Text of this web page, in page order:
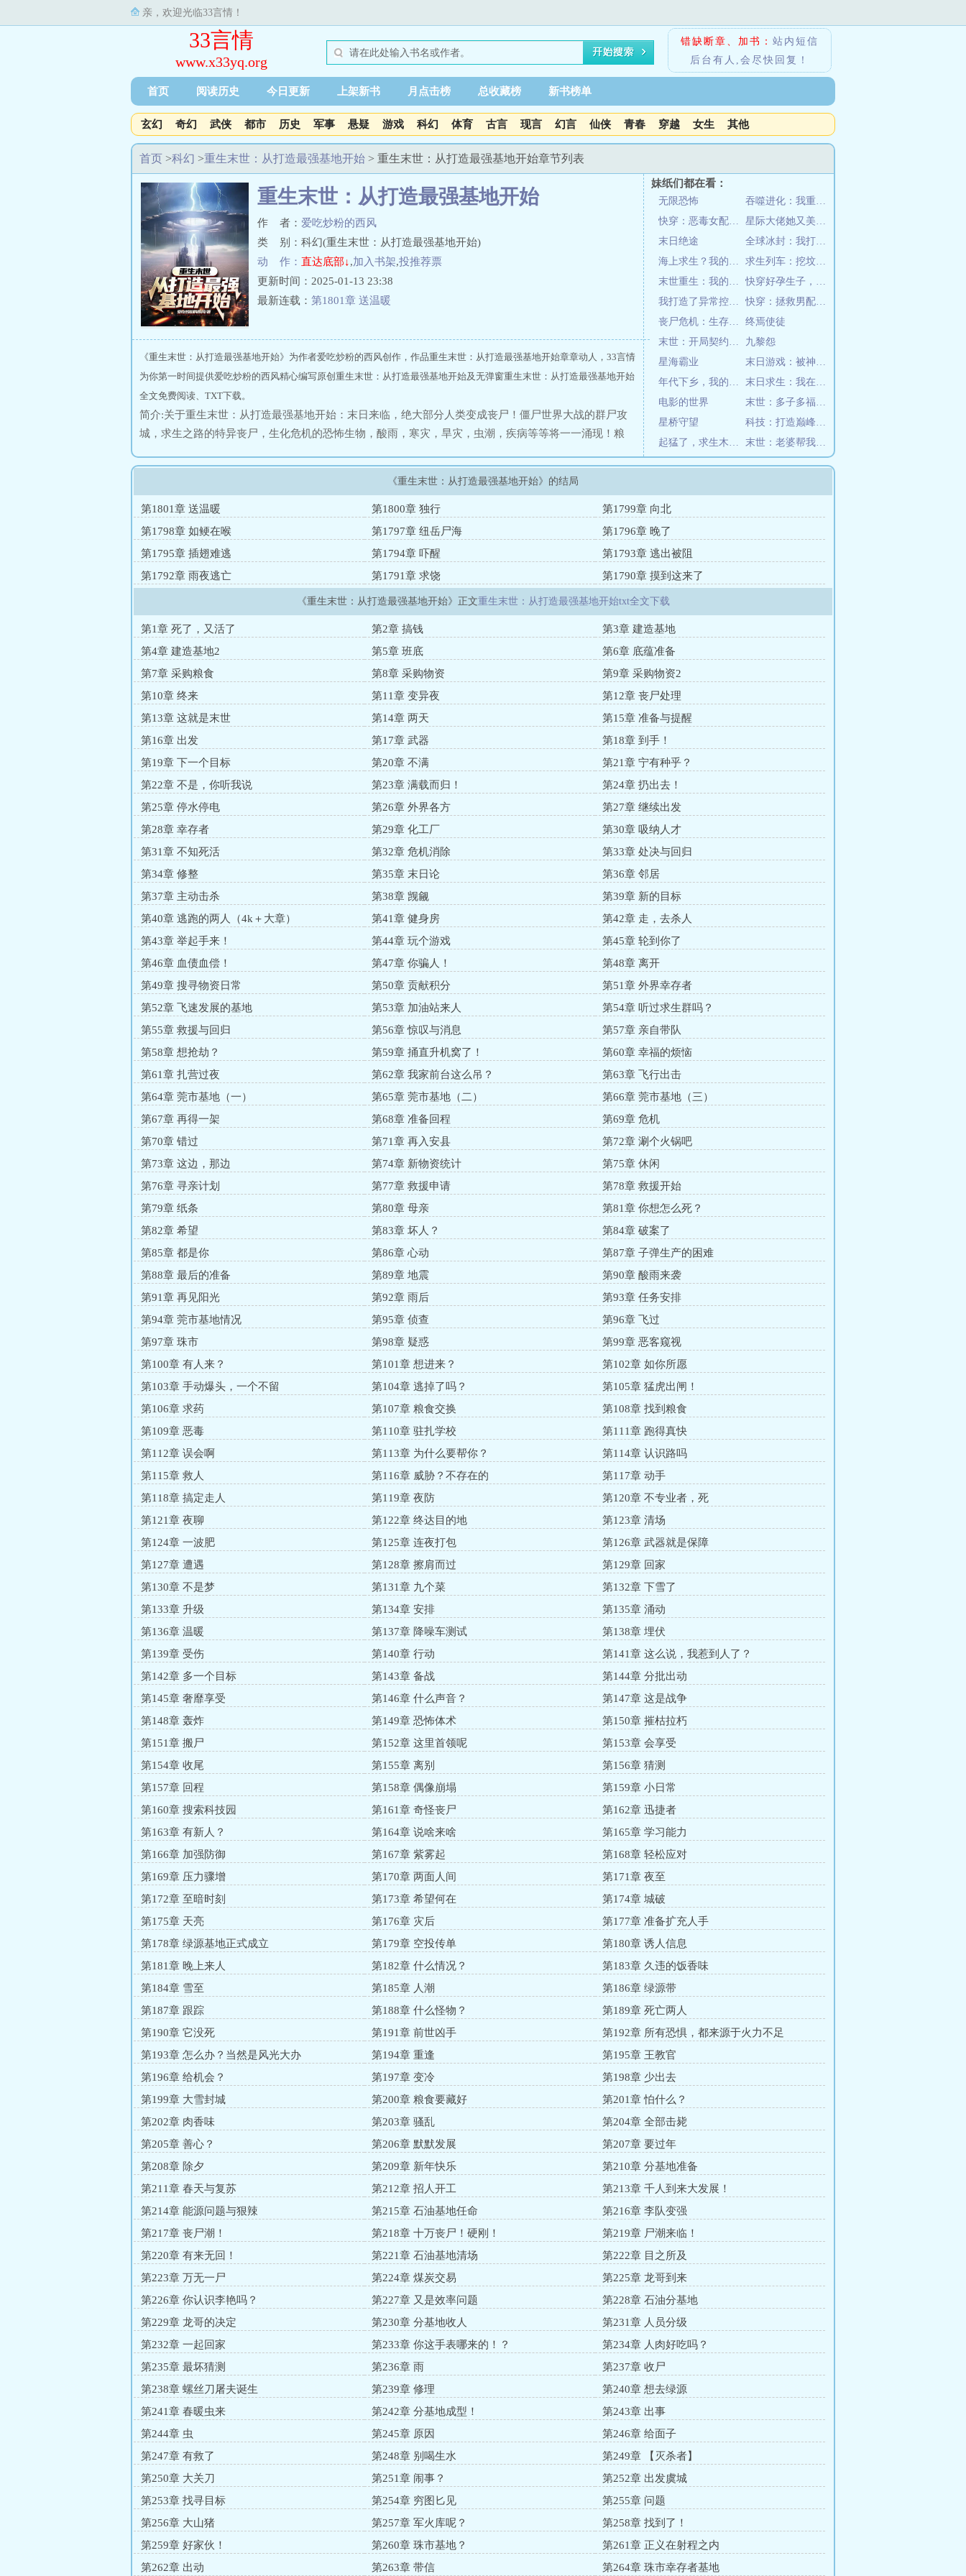
亲，欢迎光临33言情！
33言情
www.x33yq.org
错缺断章、加书： 站内短信
后台有人,会尽快回复！
首页 阅读历史 今日更新 上架新书 月点击榜 总收藏榜 新书榜单
玄幻 奇幻 武侠 都市 历史 军事 悬疑 游戏 科幻 体育 古言 现言 幻言 仙侠 青春 穿越 女生 其他
首页 >科幻 >重生末世：从打造最强基地开始 > 重生末世：从打造最强基地开始章节列表
妹纸们都在看：
无限恐怖
吞噬进化：我重生成了北极狼
快穿：恶毒女配要逆袭
星际大佬她又美又飒
末日绝途
全球冰封：我打造了末日安全屋
海上求生？我的木筏可是种植园啊
求生列车：挖坟得鬼灵按摩涨属性
末世重生：我的可升级堡垒房车
快穿好孕生子，绝嗣反派宠疯了
我打造了异常控制局
快穿：拯救男配，炮灰有责
丧尸危机：生存才是第一
终焉使徒
末世：开局契约雷狱魔龙
九黎怨
星海霸业
末日游戏：被神追杀的我反杀成神
年代下乡，我的今日提醒大吉大利
末日求生：我在海上建堡垒
电影的世界
末世：多子多福，从顶级女星开始
星桥守望
科技：打造巅峰华夏，从横推鹰酱开始
起猛了，求生木筏怎么多了个女人
末世：老婆帮我囤物资
重生末世：从打造最强基地开始
作 者： 爱吃炒粉的西风
类 别：科幻(重生末世：从打造最强基地开始)
动 作： 直达底部↓,加入书架,投推荐票
更新时间：2025-01-13 23:38
最新连载： 第1801章 送温暖
《重生末世：从打造最强基地开始》为作者爱吃炒粉的西风创作，作品重生末世：从打造最强基地开始章章动人，33言情
为你第一时间提供爱吃炒粉的西风精心编写原创重生末世：从打造最强基地开始及无弹窗重生末世：从打造最强基地开始
全文免费阅读、TXT下载。
简介:关于重生末世：从打造最强基地开始：末日来临，绝大部分人类变成丧尸！僵尸世界大战的群尸攻
城，求生之路的特异丧尸，生化危机的恐怖生物，酸雨，寒灾，旱灾，虫潮，疾病等等将一一涌现！粮
嚎绝望之中，有一座基地，里面有着世界上最后一片净土。这里的人可以烫着火锅唱着歌，过着外面幸
存者不敢想象的生活！只因一个重生回来的男人。“哥！里面飘出来的是肉味吗！？太香了
吧！！！”“那还用问吗！？那里可是传说中的绿源基地！能加入可是三辈子修来的福气！我们继续努力
以后当个外勤人员，能吃上饭就已经让其他人羡慕了！”（这里是真实的末世，人类的求生是主旋律，
不虐主，另类爽文）
《重生末世：从打造最强基地开始》的结局
第1801章 送温暖 第1800章 独行
第1799章 向北
第1798章 如鲠在喉
第1797章 纽岳尸海
第1796章 晚了
第1795章 插翅难逃
第1794章 吓醒
第1793章 逃出被阻
第1792章 雨夜逃亡
第1791章 求饶 第1790章 摸到这来了
《重生末世：从打造最强基地开始》正文重生末世：从打造最强基地开始txt全文下载
第1章 死了，又活了 第2章 搞钱
第3章 建造基地
第4章 建造基地2
第5章 班底
第6章 底蕴准备
第7章 采购粮食
第8章 采购物资
第9章 采购物资2
第10章 终来
第11章 变异夜
第12章 丧尸处理
第13章 这就是末世
第14章 两天
第15章 准备与提醒
第16章 出发
第17章 武器
第18章 到手！
第19章 下一个目标
第20章 不满
第21章 宁有种乎？
第22章 不是，你听我说
第23章 满载而归！
第24章 扔出去！
第25章 停水停电
第26章 外界各方
第27章 继续出发
第28章 幸存者
第29章 化工厂
第30章 吸纳人才
第31章 不知死活
第32章 危机消除
第33章 处决与回归
第34章 修整
第35章 末日论
第36章 邻居
第37章 主动击杀
第38章 觊觎
第39章 新的目标
第40章 逃跑的两人（4k＋大章）
第41章 健身房
第42章 走，去杀人
第43章 举起手来！
第44章 玩个游戏
第45章 轮到你了
第46章 血债血偿！
第47章 你骗人！
第48章 离开
第49章 搜寻物资日常
第50章 贡献积分
第51章 外界幸存者
第52章 飞速发展的基地
第53章 加油站来人
第54章 听过求生群吗？
第55章 救援与回归
第56章 惊叹与消息
第57章 亲自带队
第58章 想抢劫？
第59章 捅直升机窝了！
第60章 幸福的烦恼
第61章 扎营过夜
第62章 我家前台这么吊？
第63章 飞行出击
第64章 莞市基地（一）
第65章 莞市基地（二）
第66章 莞市基地（三）
第67章 再得一架
第68章 准备回程
第69章 危机
第70章 错过
第71章 再入安县
第72章 涮个火锅吧
第73章 这边，那边
第74章 新物资统计
第75章 休闲
第76章 寻亲计划
第77章 救援申请
第78章 救援开始
第79章 纸条
第80章 母亲
第81章 你想怎么死？
第82章 希望
第83章 坏人？
第84章 破案了
第85章 都是你
第86章 心动
第87章 子弹生产的困难
第88章 最后的准备
第89章 地震
第90章 酸雨来袭
第91章 再见阳光
第92章 雨后
第93章 任务安排
第94章 莞市基地情况
第95章 侦查
第96章 飞过
第97章 珠市
第98章 疑惑
第99章 恶客窥视
第100章 有人来？
第101章 想进来？
第102章 如你所愿
第103章 手动爆头，一个不留
第104章 逃掉了吗？
第105章 猛虎出闸！
第106章 求药
第107章 粮食交换
第108章 找到粮食
第109章 恶毒
第110章 驻扎学校
第111章 跑得真快
第112章 误会啊
第113章 为什么要帮你？
第114章 认识路吗
第115章 救人
第116章 威胁？不存在的
第117章 动手
第118章 搞定走人
第119章 夜防
第120章 不专业者，死
第121章 夜聊
第122章 终达目的地
第123章 清场
第124章 一波肥
第125章 连夜打包
第126章 武器就是保障
第127章 遭遇
第128章 擦肩而过
第129章 回家
第130章 不是梦
第131章 九个菜
第132章 下雪了
第133章 升级
第134章 安排
第135章 涌动
第136章 温暖
第137章 降噪车测试
第138章 埋伏
第139章 受伤
第140章 行动
第141章 这么说，我惹到人了？
第142章 多一个目标
第143章 备战
第144章 分批出动
第145章 奢靡享受
第146章 什么声音？
第147章 这是战争
第148章 轰炸
第149章 恐怖体术
第150章 摧枯拉朽
第151章 搬尸
第152章 这里首领呢
第153章 会享受
第154章 收尾
第155章 离别
第156章 猜测
第157章 回程
第158章 偶像崩塌
第159章 小日常
第160章 搜索科技园
第161章 奇怪丧尸
第162章 迅捷者
第163章 有新人？
第164章 说啥来啥
第165章 学习能力
第166章 加强防御
第167章 紫雾起
第168章 轻松应对
第169章 压力骤增
第170章 两面人间
第171章 夜至
第172章 至暗时刻
第173章 希望何在
第174章 城破
第175章 天亮
第176章 灾后
第177章 准备扩充人手
第178章 绿源基地正式成立
第179章 空投传单
第180章 诱人信息
第181章 晚上来人
第182章 什么情况？
第183章 久违的饭香味
第184章 雪至
第185章 人潮
第186章 绿源带
第187章 跟踪
第188章 什么怪物？
第189章 死亡两人
第190章 它没死
第191章 前世凶手
第192章 所有恐惧，都来源于火力不足
第193章 怎么办？当然是风光大办
第194章 重逢
第195章 王教官
第196章 给机会？
第197章 变冷
第198章 少出去
第199章 大雪封城
第200章 粮食要藏好
第201章 怕什么？
第202章 肉香味
第203章 骚乱
第204章 全部击毙
第205章 善心？
第206章 默默发展
第207章 要过年
第208章 除夕
第209章 新年快乐
第210章 分基地准备
第211章 春天与复苏
第212章 招人开工
第213章 千人到来大发展！
第214章 能源问题与狠辣
第215章 石油基地任命
第216章 李队变强
第217章 丧尸潮！
第218章 十万丧尸！硬刚！
第219章 尸潮来临！
第220章 有来无回！
第221章 石油基地清场
第222章 目之所及
第223章 万无一尸
第224章 煤炭交易
第225章 龙哥到来
第226章 你认识李艳吗？
第227章 又是效率问题
第228章 石油分基地
第229章 龙哥的决定
第230章 分基地收人
第231章 人员分级
第232章 一起回家
第233章 你这手表哪来的！？
第234章 人肉好吃吗？
第235章 最坏猜测
第236章 雨
第237章 收尸
第238章 螺丝刀屠夫诞生
第239章 修理
第240章 想去绿源
第241章 春暖虫来
第242章 分基地成型！
第243章 出事
第244章 虫
第245章 原因
第246章 给面子
第247章 有救了
第248章 别喝生水
第249章 【灭杀者】
第250章 大关刀
第251章 闹事？
第252章 出发虞城
第253章 找寻目标
第254章 穷图匕见
第255章 问题
第256章 大山猪
第257章 军火库呢？
第258章 找到了！
第259章 好家伙！
第260章 珠市基地？
第261章 正义在射程之内
第262章 出动
第263章 带信 第264章 珠市幸存者基地